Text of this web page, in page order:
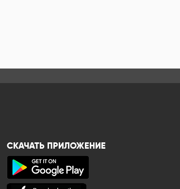
СКАЧАТЬ ПРИЛОЖЕНИЕ